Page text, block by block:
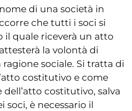
di una società in
che tutti i soci si
il quale riceverà un atto
la volontà di
ragione sociale. Si tratta di
costitutivo e come
costitutivo, salva
soci, è necessario il